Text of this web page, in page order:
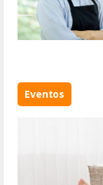
Eventos